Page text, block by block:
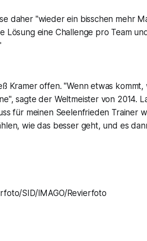
daher "wieder ein bisschen mehr
Lösung eine Challenge pro Team
Kramer offen. "Wenn etwas
sagte der Weltmeister von 2014.
für meinen Seelenfrieden Trainer
wie das besser geht, und es
SID/IMAGO/Revierfoto